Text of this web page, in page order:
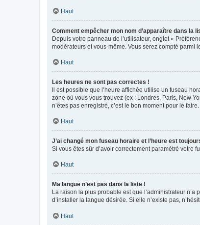
Haut
Comment empêcher mon nom d’apparaître dans la
Depuis votre panneau de l’utilisateur, onglet «
modérateurs et vous-même. Vous serez compté parmi
Haut
Les heures ne sont pas correctes !
Il est possible que l’heure affichée utilise un fuseau
zone où vous vous trouvez (ex : Londres, Paris, New
n’êtes pas enregistré, c’est le bon moment pour le faire.
Haut
J’ai changé mon fuseau horaire et l’heure est
Si vous êtes sûr d’avoir correctement paramétré votre
Haut
Ma langue n’est pas dans la liste !
La raison la plus probable est que l’administrateur
d’installer la langue désirée. Si elle n’existe pas,
Haut